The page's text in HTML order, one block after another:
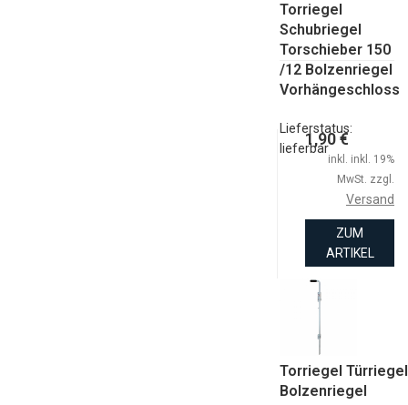
Torriegel
Schubriegel
Torschieber 150
/12 Bolzenriegel
Vorhängeschloss
Lieferstatus:
lieferbar1,90 €
inkl. inkl. 19%
MwSt. zzgl.
Versand
ZUM
ARTIKEL
Torriegel Türriegel
Bolzenriegel